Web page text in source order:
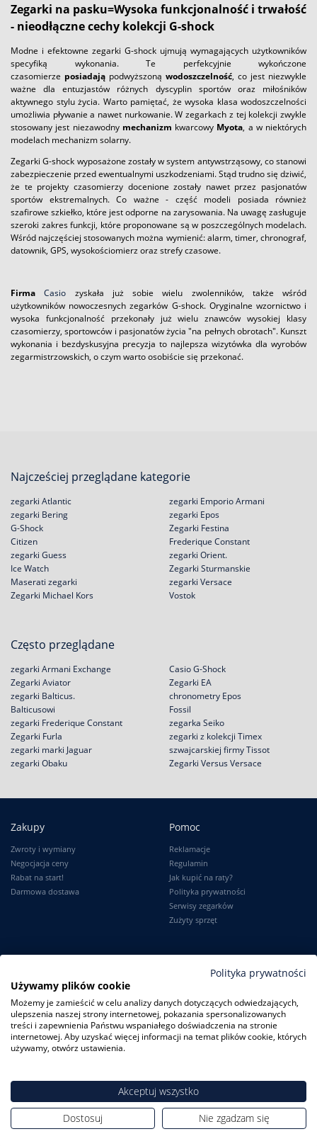
Zegarki na pasku=Wysoka funkcjonalność i trwałość
- nieodłączne cechy kolekcji G-shock
Modne i efektowne zegarki G-shock ujmują wymagających użytkowników
specyfiką wykonania. Te perfekcyjnie wykończone
czasomierze posiadają podwyższoną wodoszczelność, co jest niezwykle
ważne dla entuzjastów różnych dyscyplin sportów oraz miłośników
aktywnego stylu życia. Warto pamiętać, że wysoka klasa wodoszczelności
umożliwia pływanie a nawet nurkowanie. W zegarkach z tej kolekcji zwykle
stosowany jest niezawodny mechanizm kwarcowy Myota, a w niektórych
modelach mechanizm solarny.
Zegarki G-shock wyposażone zostały w system antywstrząsowy, co stanowi
zabezpieczenie przed ewentualnymi uszkodzeniami. Stąd trudno się dziwić,
że te projekty czasomierzy docenione zostały nawet przez pasjonatów
sportów ekstremalnych. Co ważne - część modeli posiada również
szafirowe szkiełko, które jest odporne na zarysowania. Na uwagę zasługuje
szeroki zakres funkcji, które proponowane są w poszczególnych modelach.
Wśród najczęściej stosowanych można wymienić: alarm, timer, chronograf,
datownik, GPS, wysokościomierz oraz strefy czasowe.
Firma Casio zyskała już sobie wielu zwolenników, także wśród
użytkowników nowoczesnych zegarków G-shock. Oryginalne wzornictwo i
wysoka funkcjonalność przekonały już wielu znawców wysokiej klasy
czasomierzy, sportowców i pasjonatów życia "na pełnych obrotach". Kunszt
wykonania i bezdyskusyjna precyzja to najlepsza wizytówka dla wyrobów
zegarmistrzowskich, o czym warto osobiście się przekonać.
Najcześciej przeglądane kategorie
zegarki Atlantic
zegarki Bering
G-Shock
Citizen
zegarki Emporio Armani
zegarki Epos
Zegarki Festina
Frederique Constant
zegarki Guess
Ice Watch
Maserati zegarki
Zegarki Michael Kors
zegarki Orient.
Zegarki Sturmanskie
zegarki Versace
Vostok
Często przeglądane
zegarki Armani Exchange
Zegarki Aviator
zegarki Balticus.
Balticusowi
Casio G-Shock
Zegarki EA
chronometry Epos
Fossil
zegarki Frederique Constant
Zegarki Furla
zegarki marki Jaguar
zegarki Obaku
zegarka Seiko
zegarki z kolekcji Timex
szwajcarskiej firmy Tissot
Zegarki Versus Versace
Zakupy
Zwroty i wymiany
Negocjacja ceny
Rabat na start!
Darmowa dostawa
Pomoc
Reklamacje
Regulamin
Jak kupić na raty?
Polityka prywatności
Serwisy zegarków
Zużyty sprzęt
Logowanie
Karta Stałego Klienta
Moje zamówienia
Ustawienia konta
Informacje
O firmie
Dlaczego my?
Blog
ZegarkiCentrum.pl| ul. Derdowskiego 8A/1 80-319 Gdańsk| Tel.:+48
Polityka prywatności
Używamy plików cookie
Możemy je zamieścić w celu analizy danych dotyczących odwiedzających,
ulepszenia naszej strony internetowej, pokazania spersonalizowanych
treści i zapewnienia Państwu wspaniałego doświadczenia na stronie
internetowej. Aby uzyskać więcej informacji na temat plików cookie, których
używamy, otwórz ustawienia.
Akceptuj wszystko
Dostosuj
Nie zgadzam się